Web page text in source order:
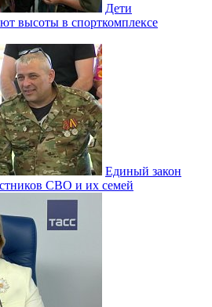
Дети
высоты в спорткомплексе
Единый закон
СВО и их семей